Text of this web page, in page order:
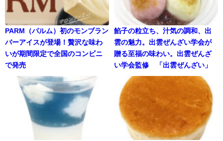
PARM（パルム）初のモンブラン
バーアイスが登場！贅沢な味わ
いが期間限定で全国のコンビニ
で発売
餡子の粒立ち、汁気の調和、出
雲の魅力。出雲ぜんざい学会が
贈る至福の味わい。出雲ぜんざ
い学会監修 「出雲ぜんざい」